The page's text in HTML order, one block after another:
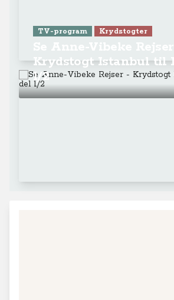
TV-program Krydstogter
Krydstogt Istanbul til
1/2